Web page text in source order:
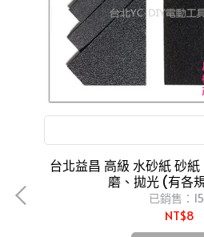
台北益昌 高級 水砂紙 砂
磨、拋光 (有各
已銷售：
NT$8